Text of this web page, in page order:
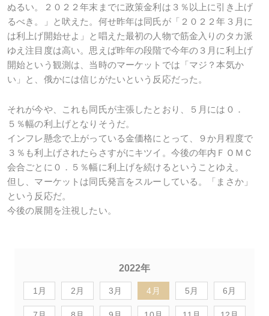
ぬるい。２０２２年末までに政策金利は３％以上に引き上げ
るべき。」と吠えた。何せ昨年は同氏が「２０２２年３月に
は利上げ開始せよ」と唱えた最初の人物で筋金入りのタカ派
ゆえ注目度は高い。思えば昨年の段階で今年の３月に利上げ
開始という観測は、当時のマーケットでは「マジ？本気か
い」と、俄かには信じがたいという反応だった。
それが今や、これも同氏が主張したとおり、５月には０．
５％幅の利上げとなりそうだ。
インフレ懸念で上がっている金価格にとって、９か月程度で
３％も利上げされたらさすがにキツイ。今後の年内ＦＯＭＣ
会合ごとに０．５％幅に利上げを続けるということゆえ。
但し、マーケットは同氏発言をスルーしている。「まさか」
という反応だ。
今後の展開を注視したい。
2022年
1月 2月 3月 4月 5月 6月